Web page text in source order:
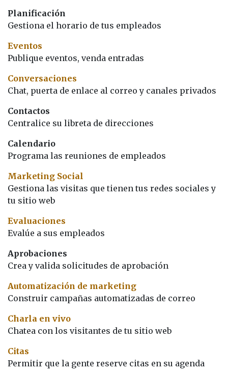
Planificación
Gestiona el horario de tus empleados
Eventos
Publique eventos, venda entradas
Conversaciones
Chat, puerta de enlace al correo y canales privados
Contactos
Centralice su libreta de direcciones
Calendario
Programa las reuniones de empleados
Marketing Social
Gestiona las visitas que tienen tus redes sociales y
tu sitio web
Evaluaciones
Evalúe a sus empleados
Aprobaciones
Crea y valida solicitudes de aprobación
Automatización de marketing
Construir campañas automatizadas de correo
Charla en vivo
Chatea con los visitantes de tu sitio web
Citas
Permitir que la gente reserve citas en su agenda